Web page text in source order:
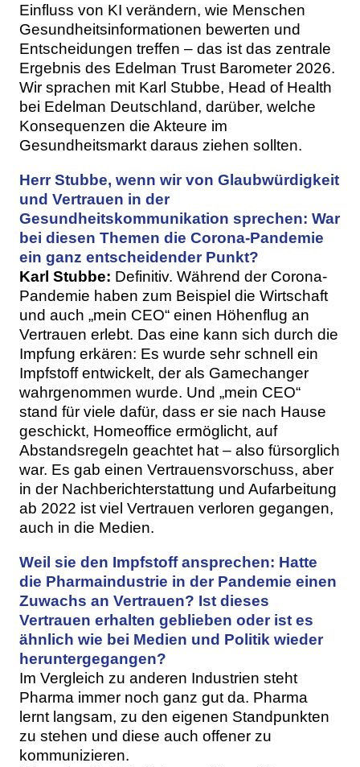
Einfluss von KI verändern, wie Menschen
Gesundheitsinformationen bewerten und
Entscheidungen treffen – das ist das zentrale
Ergebnis des Edelman Trust Barometer 2026.
Wir sprachen mit Karl Stubbe, Head of Health
bei Edelman Deutschland, darüber, welche
Konsequenzen die Akteure im
Gesundheitsmarkt daraus ziehen sollten.
Herr Stubbe, wenn wir von Glaubwürdigkeit
und Vertrauen in der
Gesundheitskommunikation sprechen: War
bei diesen Themen die Corona-Pandemie
ein ganz entscheidender Punkt?
Karl Stubbe: Definitiv. Während der Corona-
Pandemie haben zum Beispiel die Wirtschaft
und auch „mein CEO“ einen Höhenflug an
Vertrauen erlebt. Das eine kann sich durch die
Impfung erkären: Es wurde sehr schnell ein
Impfstoff entwickelt, der als Gamechanger
wahrgenommen wurde. Und „mein CEO“
stand für viele dafür, dass er sie nach Hause
geschickt, Homeoffice ermöglicht, auf
Abstandsregeln geachtet hat – also fürsorglich
war. Es gab einen Vertrauensvorschuss, aber
in der Nachberichterstattung und Aufarbeitung
ab 2022 ist viel Vertrauen verloren gegangen,
auch in die Medien.
Weil sie den Impfstoff ansprechen: Hatte
die Pharmaindustrie in der Pandemie einen
Zuwachs an Vertrauen? Ist dieses
Vertrauen erhalten geblieben oder ist es
ähnlich wie bei Medien und Politik wieder
heruntergegangen?
Im Vergleich zu anderen Industrien steht
Pharma immer noch ganz gut da. Pharma
lernt langsam, zu den eigenen Standpunkten
zu stehen und diese auch offener zu
kommunizieren.